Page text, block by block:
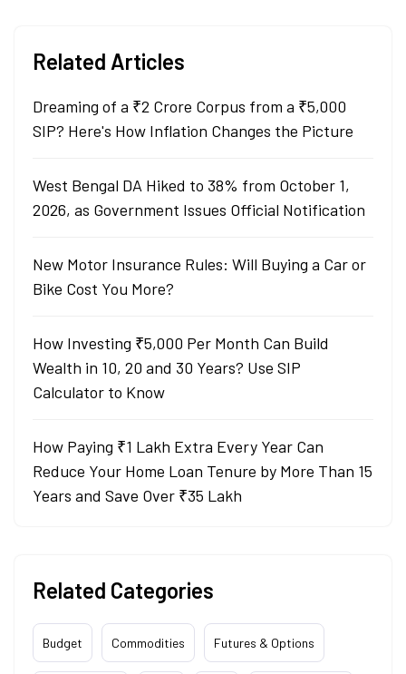
Related Articles
Dreaming of a ₹2 Crore Corpus from a ₹5,000
SIP? Here's How Inflation Changes the Picture
West Bengal DA Hiked to 38% from October 1,
2026, as Government Issues Official Notification
New Motor Insurance Rules: Will Buying a Car or
Bike Cost You More?
How Investing ₹5,000 Per Month Can Build
Wealth in 10, 20 and 30 Years? Use SIP
Calculator to Know
How Paying ₹1 Lakh Extra Every Year Can
Reduce Your Home Loan Tenure by More Than 15
Years and Save Over ₹35 Lakh
Related Categories
Budget Commodities Futures & Options